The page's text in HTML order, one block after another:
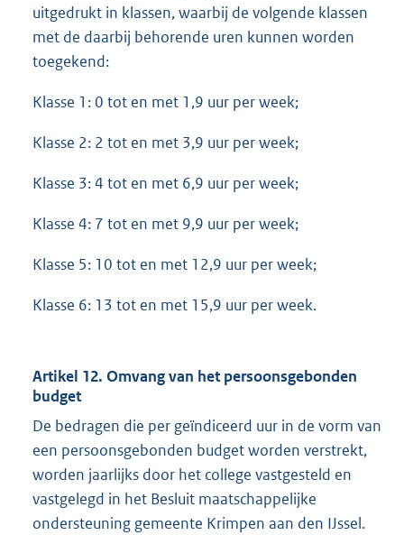
uitgedrukt in klassen, waarbij de volgende klassen
met de daarbij behorende uren kunnen worden
toegekend:
Klasse 1: 0 tot en met 1,9 uur per week;
Klasse 2: 2 tot en met 3,9 uur per week;
Klasse 3: 4 tot en met 6,9 uur per week;
Klasse 4: 7 tot en met 9,9 uur per week;
Klasse 5: 10 tot en met 12,9 uur per week;
Klasse 6: 13 tot en met 15,9 uur per week.
Artikel 12. Omvang van het persoonsgebonden
budget
De bedragen die per geïndiceerd uur in de vorm van
een persoonsgebonden budget worden verstrekt,
worden jaarlijks door het college vastgesteld en
vastgelegd in het Besluit maatschappelijke
ondersteuning gemeente Krimpen aan den IJssel.